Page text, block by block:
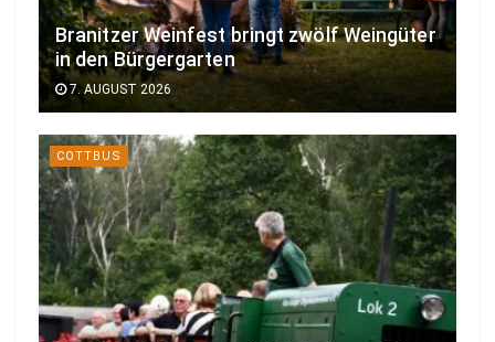
Branitzer Weinfest bringt zwölf Weingüter
in den Bürgergarten
7. AUGUST 2026
COTTBUS